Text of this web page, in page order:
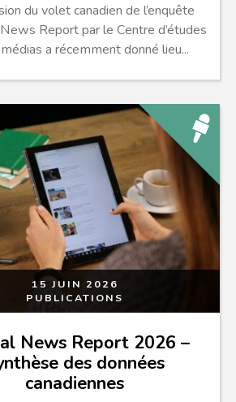
du volet canadien de l’enquête
Report par le Centre d’études
a récemment donné lieu...
15 JUIN 2026
PUBLICATIONS
News Report 2026 –
des données
canadiennes